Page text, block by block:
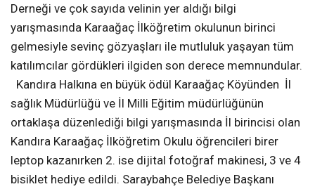
Derneği ve çok sayıda velinin yer aldığı bilgi
yarışmasında Karaağaç İlköğretim okulunun birinci
gelmesiyle sevinç gözyaşları ile mutluluk yaşayan tüm
katılımcılar gördükleri ilgiden son derece memnundular.
Kandıra Halkına en büyük ödül Karaağaç Köyünden İl
sağlık Müdürlüğü ve İl Milli Eğitim müdürlüğünün
ortaklaşa düzenlediği bilgi yarışmasında İl birincisi olan
Kandıra Karaağaç İlköğretim Okulu öğrencileri birer
leptop kazanırken 2. ise dijital fotoğraf makinesi, 3 ve 4
bisiklet hediye edildi. Saraybahçe Belediye Başkanı